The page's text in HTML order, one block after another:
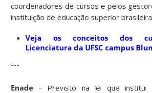
coordenadores de cursos e pelos
instituição de educação superior
Veja os conceitos dos
Licenciatura da UFSC campus
---
Enade – Previsto na lei que institui